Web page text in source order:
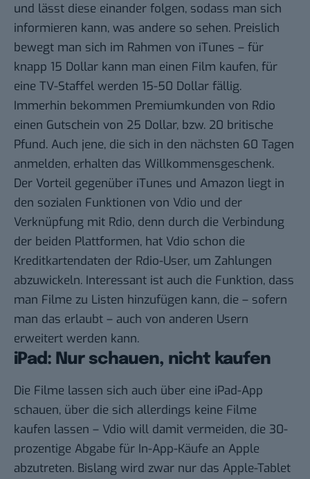
und lässt diese einander folgen, sodass man sich
informieren kann, was andere so sehen. Preislich
bewegt man sich im Rahmen von iTunes – für
knapp 15 Dollar kann man einen Film kaufen, für
eine TV-Staffel werden 15-50 Dollar fällig.
Immerhin bekommen Premiumkunden von Rdio
einen Gutschein von 25 Dollar, bzw. 20 britische
Pfund. Auch jene, die sich in den nächsten 60 Tagen
anmelden, erhalten das Willkommensgeschenk.
Der Vorteil gegenüber iTunes und Amazon liegt in
den sozialen Funktionen von Vdio und der
Verknüpfung mit Rdio, denn durch die Verbindung
der beiden Plattformen, hat Vdio schon die
Kreditkartendaten der Rdio-User, um Zahlungen
abzuwickeln. Interessant ist auch die Funktion, dass
man Filme zu Listen hinzufügen kann, die – sofern
man das erlaubt – auch von anderen Usern
erweitert werden kann.
iPad: Nur schauen, nicht kaufen
Die Filme lassen sich auch über eine iPad-App
schauen, über die sich allerdings keine Filme
kaufen lassen – Vdio will damit vermeiden, die 30-
prozentige Abgabe für In-App-Käufe an Apple
abzutreten. Bislang wird zwar nur das Apple-Tablet